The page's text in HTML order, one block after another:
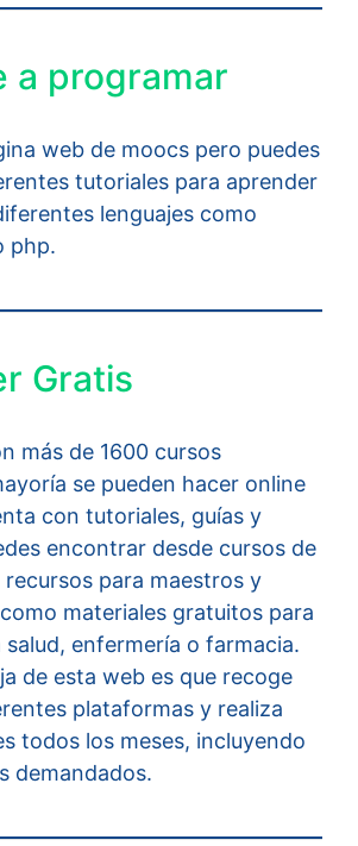
a programar
web de moocs pero puedes
tutoriales para aprender
lenguajes como
php.
Gratis
más de 1600 cursos
se pueden hacer online
con tutoriales, guías y
encontrar desde cursos de
para maestros y
materiales gratuitos para
salud, enfermería o farmacia.
de esta web es que recoge
plataformas y realiza
todos los meses, incluyendo
demandados.